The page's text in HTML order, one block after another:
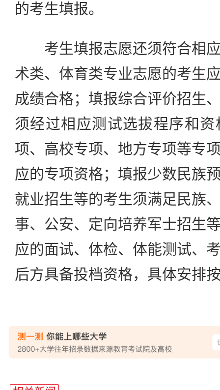
的考生填报。
考生填报志愿还须符合相应
术类、体育类专业志愿的考生
成绩合格；填报综合评价招生
须经过相应测试选拔程序和
项、高校专项、地方专项等专
应的专项资格；填报少数民族
就业招生等的考生须满足民族
事、公安、定向培养军士招生
应的面试、体检、体能测试、
后方具备投档资格，具体安排